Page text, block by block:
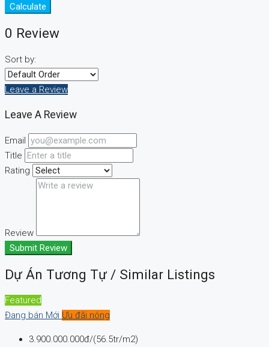
Calculate
0 Review
Sort by:
Leave a Review
Leave A Review
Email
Title
Rating
Review
Submit Review
Dự Án Tương Tự / Similar Listings
Featured
Đang bán Mới Ưu đãi nóng
3.900.000.000đ/(56.5tr/m2)